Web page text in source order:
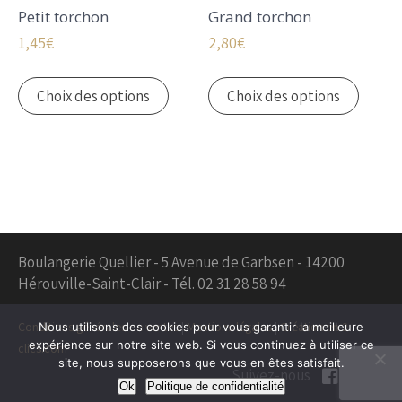
produit
Petit torchon
1,45€
Choix des options
produit
choisies
sur
page
du
produit
Grand torchon
2,80€
Choix des options
page
du
Boulangerie Quellier - 5 Avenue de Garbsen - 14200
Hérouville-Saint-Clair - Tél. 02 31 28 58 94
Conditions générales de ventes|Mentions légales|Création en 2
clics.com
Suivez-nous
Nous utilisons des cookies pour vous garantir la meilleure
expérience sur notre site web. Si vous continuez à utiliser ce
site, nous supposerons que vous en êtes satisfait.
Ok Politique de confidentialité